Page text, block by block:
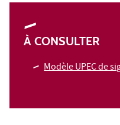
À CONSULTER
Modèle UPEC de